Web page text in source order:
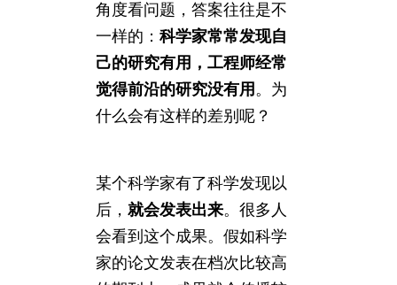
角度看问题，答案往往是不
一样的： 科学家常常发现自
己的研究有用，工程师经常
觉得前沿的研究没有用 。为
什么会有这样的差别呢？
某个科学家有了科学发现以
后， 就会发表出来。很多人
会看到这个成果。假如科学
家的论文发表在档次比较高